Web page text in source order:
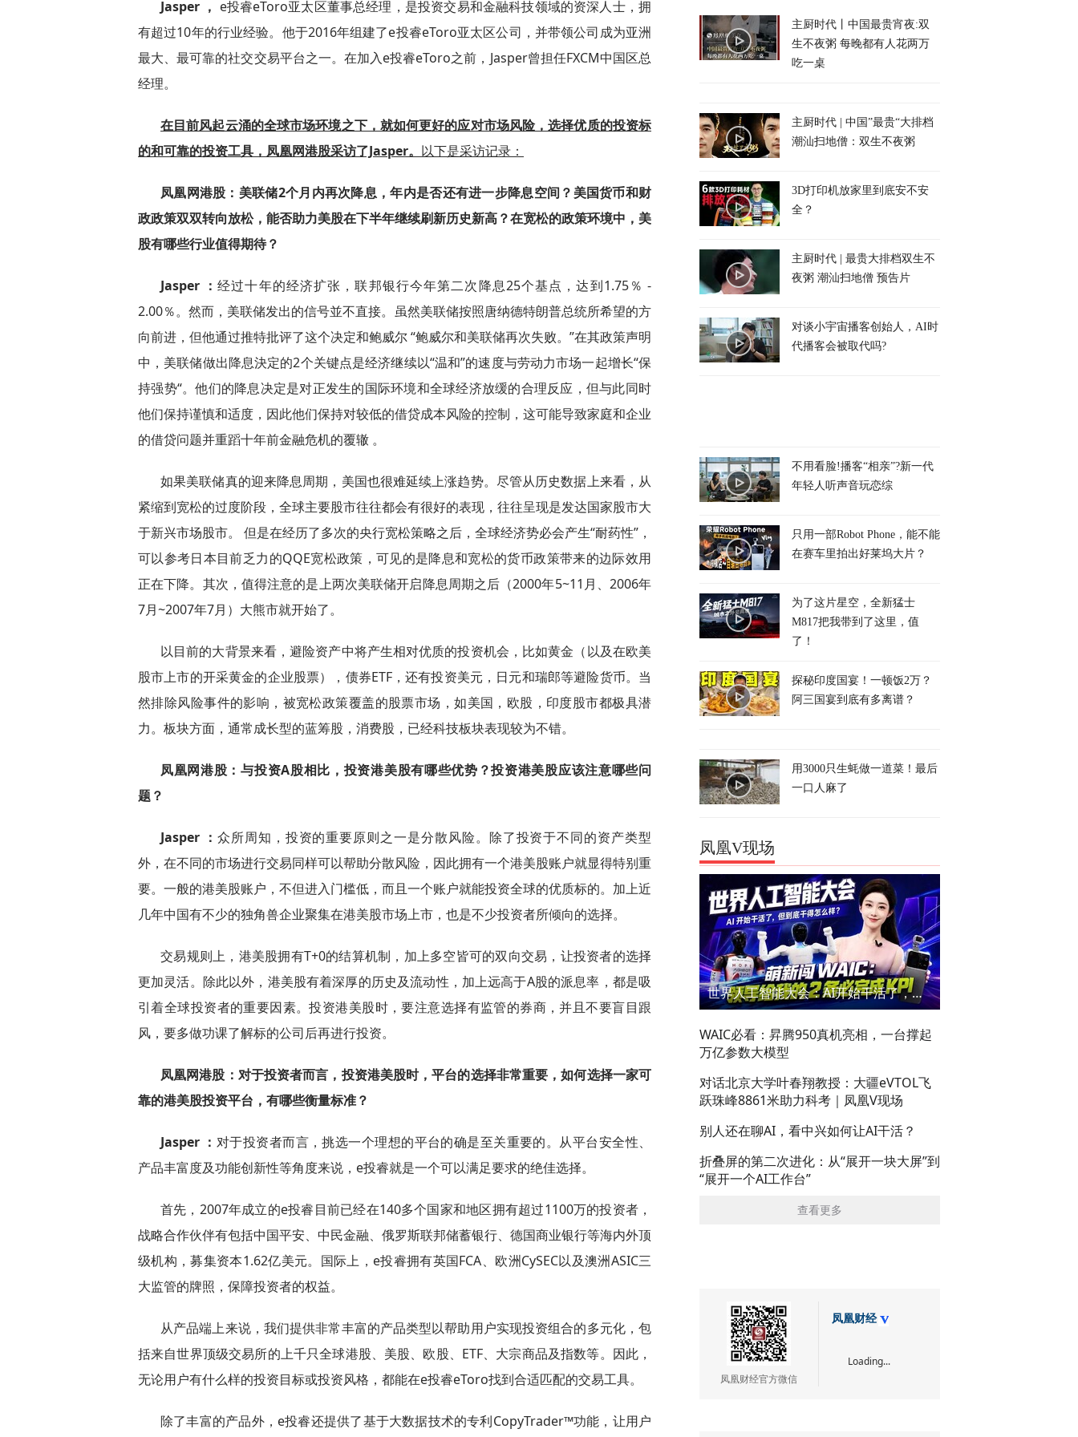
Jasper ， e投睿eToro亚太区董事总经理，是投资交易和金融科技领域的资深人士，拥
有超过10年的行业经验。他于2016年组建了e投睿eToro亚太区公司，并带领公司成为亚洲
最大、最可靠的社交交易平台之一。在加入e投睿eToro之前，Jasper曾担任FXCM中国区总
经理。
在目前风起云涌的全球市场环境之下，就如何更好的应对市场风险，选择优质的投资标
的和可靠的投资工具，凤凰网港股采访了Jasper。 以下是采访记录：
凤凰网港股：美联储2个月内再次降息，年内是否还有进一步降息空间？美国货币和财
政政策双双转向放松，能否助力美股在下半年继续刷新历史新高？在宽松的政策环境中，美
股有哪些行业值得期待？
Jasper ：经过十年的经济扩张，联邦银行今年第二次降息25个基点，达到1.75％ -
2.00％。然而，美联储发出的信号並不直接。虽然美联储按照唐纳德特朗普总统所希望的方
向前进，但他通过推特批评了这个决定和鲍威尔 “鲍威尔和美联储再次失败。”在其政策声明
中，美联储做出降息決定的2个关键点是经济继续以“温和”的速度与劳动力市场一起增长“保
持强势“。他们的降息决定是对正发生的国际环境和全球经济放缓的合理反应，但与此同时
他们保持谨慎和适度，因此他们保持对较低的借贷成本风险的控制，这可能导致家庭和企业
的借贷问题并重蹈十年前金融危机的覆辙 。
如果美联储真的迎来降息周期，美国也很难延续上涨趋势。尽管从历史数据上来看，从
紧缩到宽松的过度阶段，全球主要股市往往都会有很好的表现，往往呈现是发达国家股市大
于新兴市场股市。 但是在经历了多次的央行宽松策略之后，全球经济势必会产生“耐药性”，
可以参考日本目前乏力的QQE宽松政策，可见的是降息和宽松的货币政策带来的边际效用
正在下降。其次，值得注意的是上两次美联储开启降息周期之后（2000年5~11月、2006年
7月~2007年7月）大熊市就开始了。
以目前的大背景来看，避险资产中将产生相对优质的投资机会，比如黄金（以及在欧美
股市上市的开采黄金的企业股票），债券ETF，还有投资美元，日元和瑞郎等避险货币。当
然排除风险事件的影响，被宽松政策覆盖的股票市场，如美国，欧股，印度股市都极具潜
力。板块方面，通常成长型的蓝筹股，消费股，已经科技板块表现较为不错。
凤凰网港股：与投资A股相比，投资港美股有哪些优势？投资港美股应该注意哪些问
题？
Jasper ： 众所周知，投资的重要原则之一是分散风险。除了投资于不同的资产类型
外，在不同的市场进行交易同样可以帮助分散风险，因此拥有一个港美股账户就显得特别重
要。一般的港美股账户，不但进入门槛低，而且一个账户就能投资全球的优质标的。加上近
几年中国有不少的独角兽企业聚集在港美股市场上市，也是不少投资者所倾向的选择。
交易规则上，港美股拥有T+0的结算机制，加上多空皆可的双向交易，让投资者的选择
更加灵活。除此以外，港美股有着深厚的历史及流动性，加上远高于A股的派息率，都是吸
引着全球投资者的重要因素。投资港美股时，要注意选择有监管的券商，并且不要盲目跟
风，要多做功课了解标的公司后再进行投资。
凤凰网港股：对于投资者而言，投资港美股时，平台的选择非常重要，如何选择一家可
靠的港美股投资平台，有哪些衡量标准？
Jasper ： 对于投资者而言，挑选一个理想的平台的确是至关重要的。从平台安全性、
产品丰富度及功能创新性等角度来说，e投睿就是一个可以满足要求的绝佳选择。
首先，2007年成立的e投睿目前已经在140多个国家和地区拥有超过1100万的投资者，
战略合作伙伴有包括中国平安、中民金融、俄罗斯联邦储蓄银行、德国商业银行等海内外顶
级机构，募集资本1.62亿美元。国际上，e投睿拥有英国FCA、欧洲CySEC以及澳洲ASIC三
大监管的牌照，保障投资者的权益。
从产品端上来说，我们提供非常丰富的产品类型以帮助用户实现投资组合的多元化，包
括来自世界顶级交易所的上千只全球港股、美股、欧股、ETF、大宗商品及指数等。因此，
无论用户有什么样的投资目标或投资风格，都能在e投睿eToro找到合适匹配的交易工具。
除了丰富的产品外，e投睿还提供了基于大数据技术的专利CopyTrader™功能，让用户
主厨时代丨中国最贵宵夜:双
生不夜粥 每晚都有人花两万
吃一桌
主厨时代 | 中国”最贵“大排档
潮汕扫地僧：双生不夜粥
3D打印机放家里到底安不安
全？
主厨时代 | 最贵大排档双生不
夜粥 潮汕扫地僧 预告片
对谈小宇宙播客创始人，AI时
代播客会被取代吗?
不用看脸!播客“相亲”?新一代
年轻人听声音玩恋综
只用一部Robot Phone，能不能
在赛车里拍出好莱坞大片？
为了这片星空，全新猛士
M817把我带到了这里，值
了！
探秘印度国宴！一顿饭2万？
阿三国宴到底有多离谱？
用3000只生蚝做一道菜！最后
一口人麻了
凤凰V现场
世界人工智能大会：AI开始干活了，但到底干的怎么样？萌新闯WAIC
WAIC必看：昇腾950真机亮相，一台撑起
万亿参数大模型
对话北京大学叶春翔教授：大疆eVTOL飞
跃珠峰8861米助力科考｜凤凰V现场
别人还在聊AI，看中兴如何让AI干活？
折叠屏的第二次进化：从“展开一块大屏”到
“展开一个AI工作台”
查看更多
凤凰财经官方微信
凤凰财经
Loading...